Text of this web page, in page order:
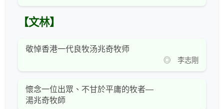
【文林】
敬悼香港一代良牧汤兆奇牧师
◎ 李志剛
懷念一位出眾、不甘於平庸的牧者—
湯兆奇牧師